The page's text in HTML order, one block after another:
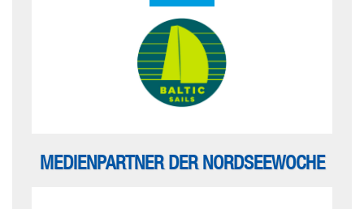
MEDIENPARTNER DER NORDSEEWOCHE